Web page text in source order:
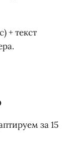
+ текст
за 15